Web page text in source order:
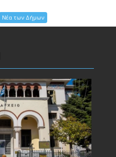
Νέα των Δήμων